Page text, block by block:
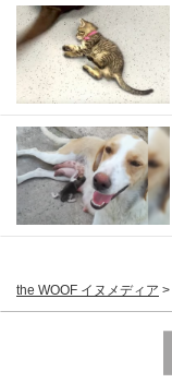
the WOOF イヌメディア >